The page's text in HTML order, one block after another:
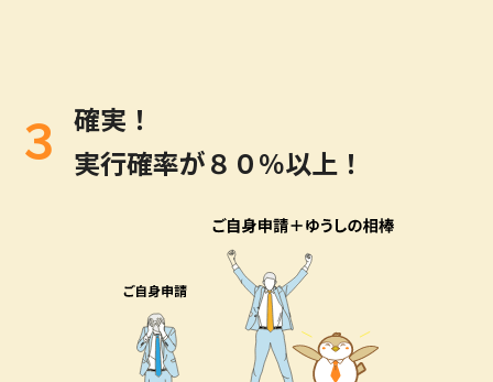
３ 確実！
実行確率が８０％以上！